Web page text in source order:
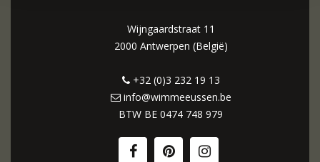
Wijngaardstraat 11
2000 Antwerpen (België)
+32 (0)3 232 19 13
info@wimmeeussen.be
BTW BE 0474 748 979